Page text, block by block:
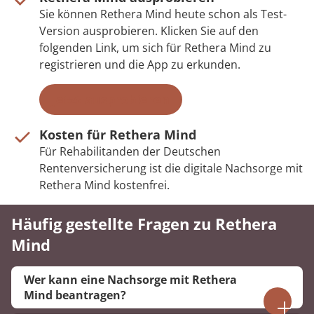
Sie können Rethera Mind heute schon als Test-
Version ausprobieren. Klicken Sie auf den
folgenden Link, um sich für Rethera Mind zu
registrieren und die App zu erkunden.
Kosten für Rethera Mind
Für Rehabilitanden der Deutschen
Rentenversicherung ist die digitale Nachsorge mit
Rethera Mind kostenfrei.
Häufig gestellte Fragen zu Rethera
Mind
Wer kann eine Nachsorge mit Rethera
Mind beantragen?